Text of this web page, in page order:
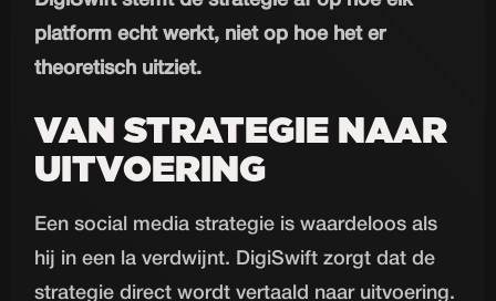
platform echt werkt, niet op hoe het er
theoretisch uitziet.
VAN STRATEGIE NAAR
UITVOERING
Een social media strategie is waardeloos als
hij in een la verdwijnt. DigiSwift zorgt dat de
strategie direct wordt vertaald naar uitvoering.